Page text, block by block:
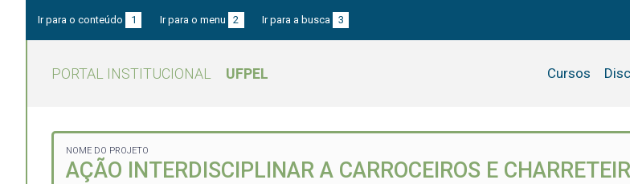
Ir para o conteúdo 1 Ir para o menu 2 Ir para a busca 3
PORTAL INSTITUCIONAL UFPEL Cursos
NOME DO PROJETO
AÇÃO INTERDISCIPLINAR A CARROCEIROS E